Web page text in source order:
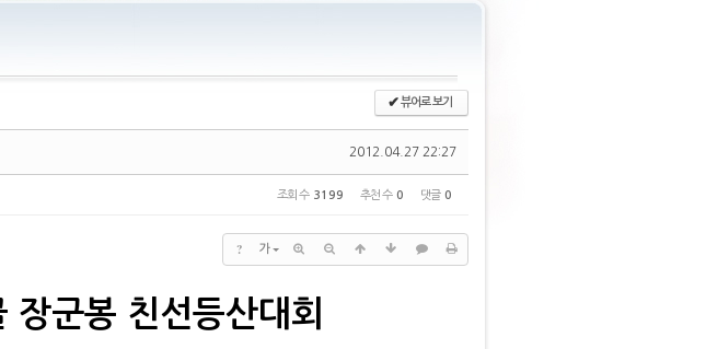
✔뷰어로 보기
2012.04.27 22:27
조회 수 3199 추천 수 0 댓글 0
? 가
장군봉 친선등산대회